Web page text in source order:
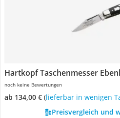
Hartkopf Taschenmesser
noch keine Bewertungen
ab 134,00 € ( Lieferbar in wenigen
Preisvergleich und